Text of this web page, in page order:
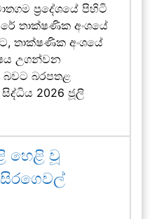
ප්‍රදේශයේ පිහිටි
තාක්ෂණික අංශයේ
තාක්ෂණික අංශයේ
උගන්වන
බරපතළ
2026 ජූලි
හෙළි වූ
සිරගෙවල්